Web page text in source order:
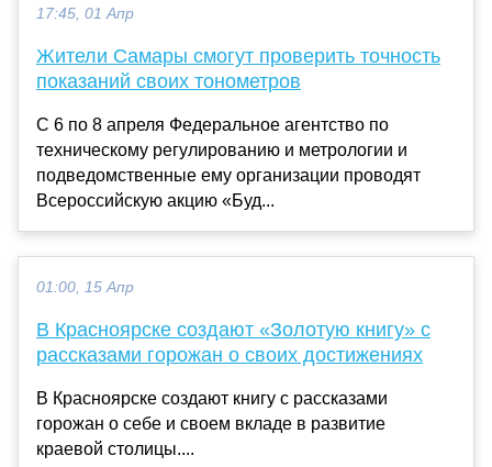
17:45, 01 Апр
Жители Самары смогут проверить точность
показаний своих тонометров
С 6 по 8 апреля Федеральное агентство по
техническому регулированию и метрологии и
подведомственные ему организации проводят
Всероссийскую акцию «Буд...
01:00, 15 Апр
В Красноярске создают «Золотую книгу» с
рассказами горожан о своих достижениях
В Красноярске создают книгу с рассказами
горожан о себе и своем вкладе в развитие
краевой столицы....